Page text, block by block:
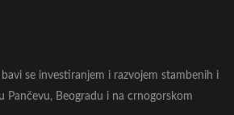
se investiranjem i razvojem stambenih i
Pančevu, Beogradu i na crnogorskom